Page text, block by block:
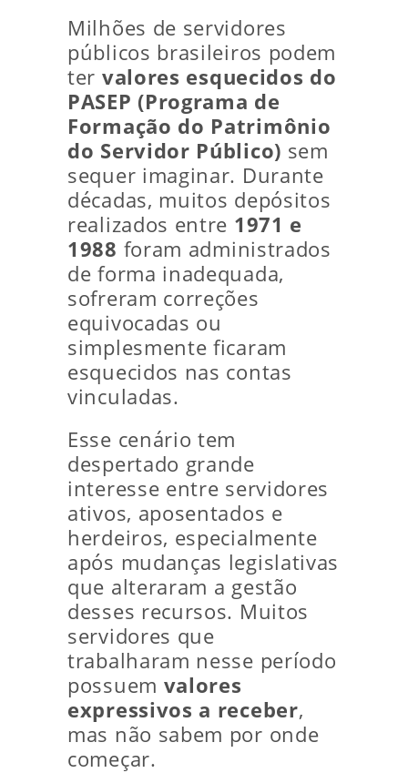
Milhões de servidores
públicos brasileiros podem
ter valores esquecidos do
PASEP (Programa de
Formação do Patrimônio
do Servidor Público) sem
sequer imaginar. Durante
décadas, muitos depósitos
realizados entre 1971 e
1988 foram administrados
de forma inadequada,
sofreram correções
equivocadas ou
simplesmente ficaram
esquecidos nas contas
vinculadas.
Esse cenário tem
despertado grande
interesse entre servidores
ativos, aposentados e
herdeiros, especialmente
após mudanças legislativas
que alteraram a gestão
desses recursos. Muitos
servidores que
trabalharam nesse período
possuem valores
expressivos a receber,
mas não sabem por onde
começar.